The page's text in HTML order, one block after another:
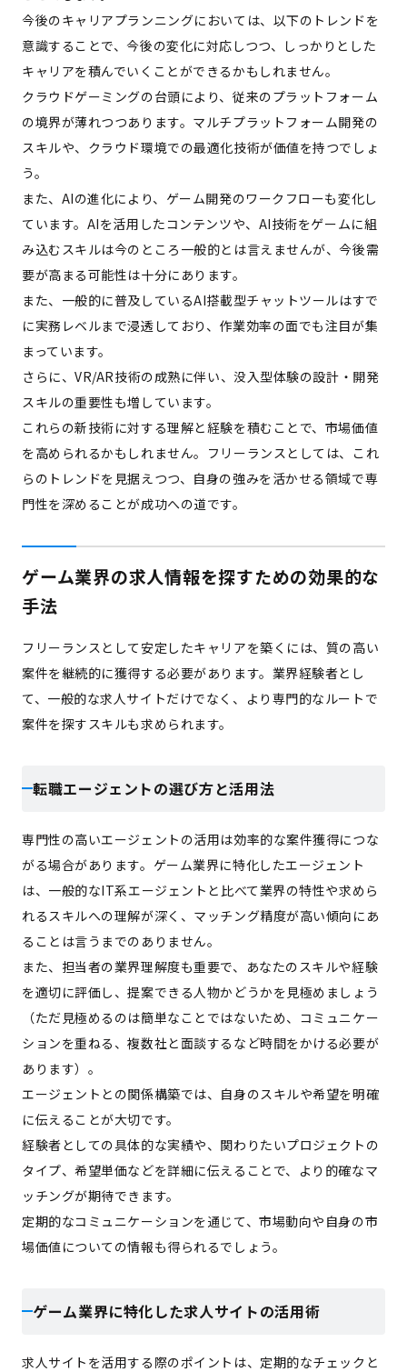
今後のキャリアプランニングにおいては、以下のトレンドを
意識することで、今後の変化に対応しつつ、しっかりとした
キャリアを積んでいくことができるかもしれません。
クラウドゲーミングの台頭により、従来のプラットフォーム
の境界が薄れつつあります。マルチプラットフォーム開発の
スキルや、クラウド環境での最適化技術が価値を持つでしょ
う。
また、AIの進化により、ゲーム開発のワークフローも変化し
ています。AIを活用したコンテンツや、AI技術をゲームに組
み込むスキルは今のところ一般的とは言えませんが、今後需
要が高まる可能性は十分にあります。
また、一般的に普及しているAI搭載型チャットツールはすで
に実務レベルまで浸透しており、作業効率の面でも注目が集
まっています。
さらに、VR/AR技術の成熟に伴い、没入型体験の設計・開発
スキルの重要性も増しています。
これらの新技術に対する理解と経験を積むことで、市場価値
を高められるかもしれません。フリーランスとしては、これ
らのトレンドを見据えつつ、自身の強みを活かせる領域で専
門性を深めることが成功への道です。
ゲーム業界の求人情報を探すための効果的な
手法
フリーランスとして安定したキャリアを築くには、質の高い
案件を継続的に獲得する必要があります。業界経験者とし
て、一般的な求人サイトだけでなく、より専門的なルートで
案件を探すスキルも求められます。
転職エージェントの選び方と活用法
専門性の高いエージェントの活用は効率的な案件獲得につな
がる場合があります。ゲーム業界に特化したエージェント
は、一般的なIT系エージェントと比べて業界の特性や求めら
れるスキルへの理解が深く、マッチング精度が高い傾向にあ
ることは言うまでのありません。
また、担当者の業界理解度も重要で、あなたのスキルや経験
を適切に評価し、提案できる人物かどうかを見極めましょう
（ただ見極めるのは簡単なことではないため、コミュニケー
ションを重ねる、複数社と面談するなど時間をかける必要が
あります）。
エージェントとの関係構築では、自身のスキルや希望を明確
に伝えることが大切です。
経験者としての具体的な実績や、関わりたいプロジェクトの
タイプ、希望単価などを詳細に伝えることで、より的確なマ
ッチングが期待できます。
定期的なコミュニケーションを通じて、市場動向や自身の市
場価値についての情報も得られるでしょう。
ゲーム業界に特化した求人サイトの活用術
求人サイトを活用する際のポイントは、定期的なチェックと